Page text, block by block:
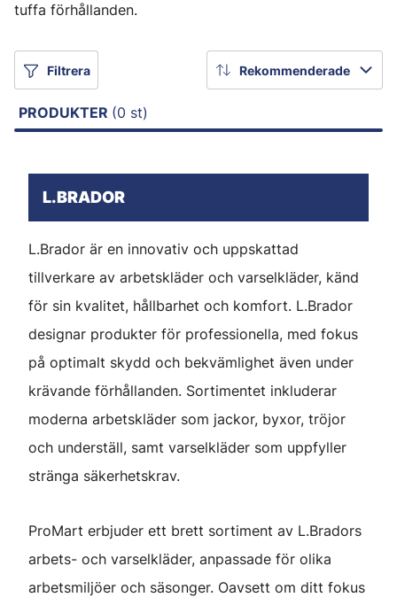
tuffa förhållanden.
Filtrera Rekommenderade
PRODUKTER (0 st)
L.BRADOR
L.Brador är en innovativ och uppskattad
tillverkare av arbetskläder och varselkläder, känd
för sin kvalitet, hållbarhet och komfort. L.Brador
designar produkter för professionella, med fokus
på optimalt skydd och bekvämlighet även under
krävande förhållanden. Sortimentet inkluderar
moderna arbetskläder som jackor, byxor, tröjor
och underställ, samt varselkläder som uppfyller
stränga säkerhetskrav.
ProMart erbjuder ett brett sortiment av L.Bradors
arbets- och varselkläder, anpassade för olika
arbetsmiljöer och säsonger. Oavsett om ditt fokus